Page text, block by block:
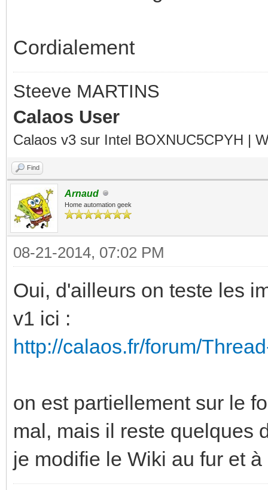
Cordialement
Steeve MARTINS
Calaos User
Calaos v3 sur Intel BOXNUC5CPYH |
Find
Arnaud
Home automation geek
08-21-2014, 07:02 PM
Oui, d'ailleurs on teste les
v1 ici :
http://calaos.fr/forum/
on est partiellement sur le
mal, mais il reste quelques
je modifie le Wiki au fur et